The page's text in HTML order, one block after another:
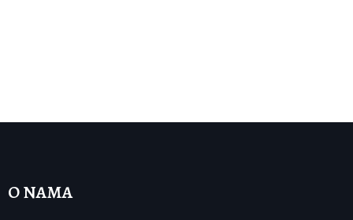
O NAMA